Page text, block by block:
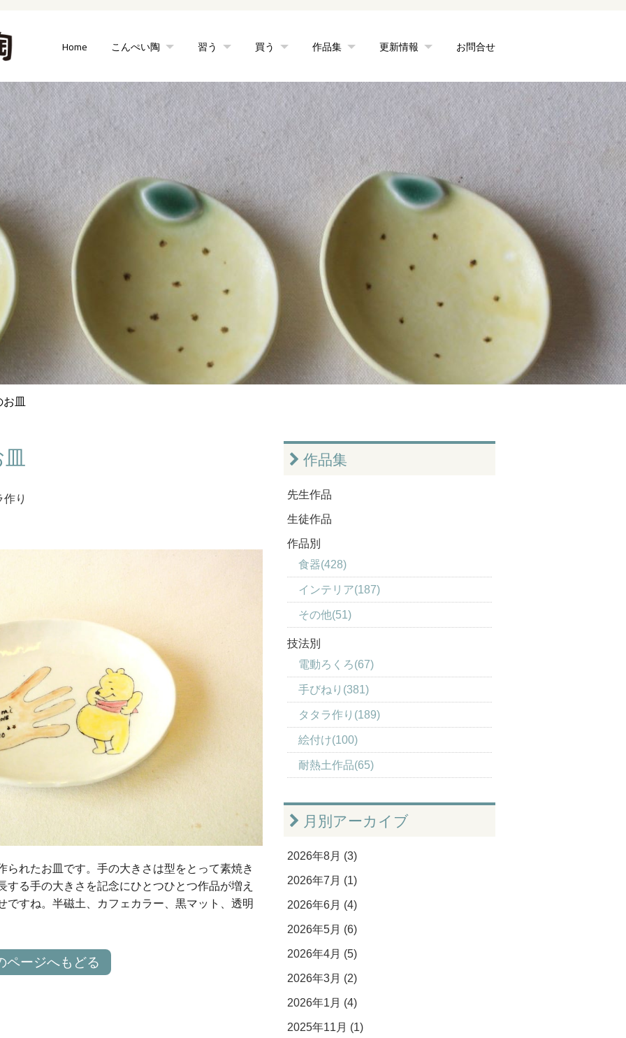
Home こんぺい陶 習う 買う 作品集 更新情報 お問合せ
皿
作り
られたお皿です。手の大きさは型をとって素焼き
る手の大きさを記念にひとつひとつ作品が増え
ですね。半磁土、カフェカラー、黒マット、透明
ページへもどる
作品集
先生作品
生徒作品
作品別
食器(428)
インテリア(187)
その他(51)
技法別
電動ろくろ(67)
手びねり(381)
タタラ作り(189)
絵付け(100)
耐熱土作品(65)
月別アーカイブ
2026年8月 (3)
2026年7月 (1)
2026年6月 (4)
2026年5月 (6)
2026年4月 (5)
2026年3月 (2)
2026年1月 (4)
2025年11月 (1)